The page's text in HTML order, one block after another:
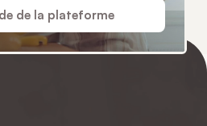
de la plateforme